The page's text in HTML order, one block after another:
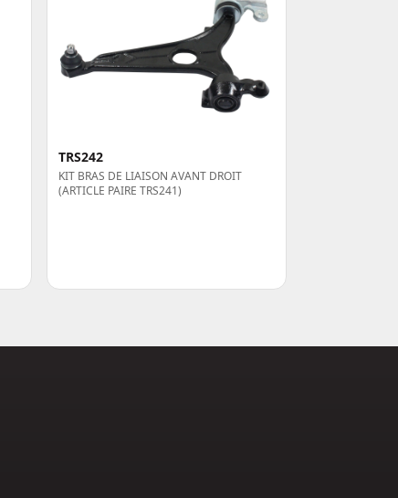
TRS242
KIT BRAS DE LIAISON AVANT DROIT
(ARTICLE PAIRE TRS241)